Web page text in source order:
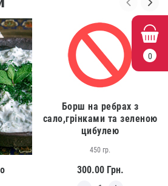
0
Борш на ребрах з
сало,грінками та зеленою
цибулею
450 гр.
300.00Грн.